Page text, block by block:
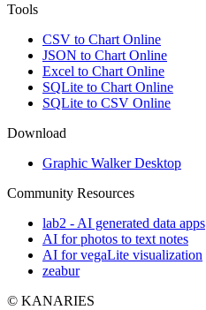
Tools
CSV to Chart Online
JSON to Chart Online
Excel to Chart Online
SQLite to Chart Online
SQLite to CSV Online
Download
Graphic Walker Desktop
Community Resources
lab2 - AI generated data apps
AI for photos to text notes
AI for vegaLite visualization
zeabur
© KANARIES